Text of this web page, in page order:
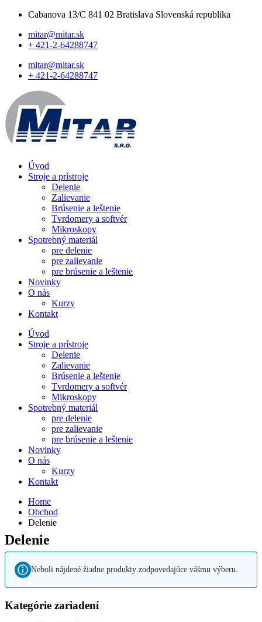
Cabanova 13/C 841 02 Bratislava Slovenská republika
mitar@mitar.sk
+ 421-2-64288747
mitar@mitar.sk
+ 421-2-64288747
Úvod
Stroje a prístroje
Delenie
Zalievanie
Brúsenie a leštenie
Tvrdomery a softvér
Mikroskopy
Spotrebný materiál
pre delenie
pre zalievanie
pre brúsenie a leštenie
Novinky
O nás
Kurzy
Kontakt
Úvod
Stroje a prístroje
Delenie
Zalievanie
Brúsenie a leštenie
Tvrdomery a softvér
Mikroskopy
Spotrebný materiál
pre delenie
pre zalievanie
pre brúsenie a leštenie
Novinky
O nás
Kurzy
Kontakt
Home
Obchod
Delenie
Delenie
Neboli nájdené žiadne produkty zodpovedajúce vášmu výberu.
Kategórie zariadení